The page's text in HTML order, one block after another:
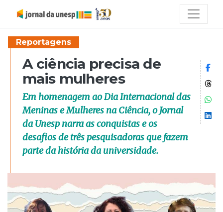
Reportagens
A ciência precisa de
mais mulheres
Em homenagem ao Dia Internacional das
Meninas e Mulheres na Ciência, o Jornal
da Unesp narra as conquistas e os
desafios de três pesquisadoras que fazem
parte da história da universidade.